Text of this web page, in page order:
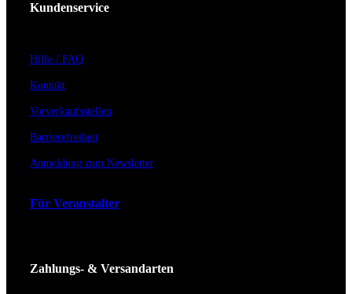
Kundenservice
Hilfe / FAQ
Kontakt
Vorverkaufsstellen
Barrierefreiheit
Anmeldung zum Newsletter
Für Veranstalter
Zahlungs- & Versandarten